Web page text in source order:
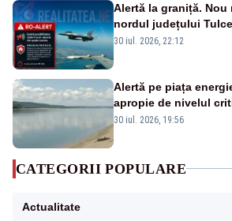
Alertă la graniță. Nou
nordul județului
la sol două avioane F-
30 iul. 2026, 22:12
Alertă pe piața
apropie de nivelul
la Cernavodă ar
30 iul. 2026, 19:56
CATEGORII POPULARE
Actualitate